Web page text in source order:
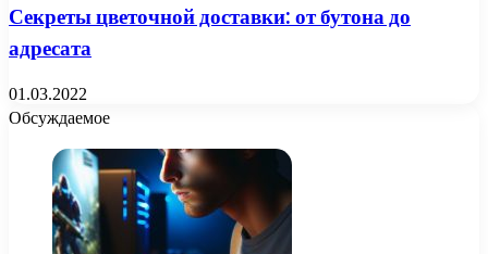
Секреты цветочной доставки: от бутона до
адресата
01.03.2022
Обсуждаемое